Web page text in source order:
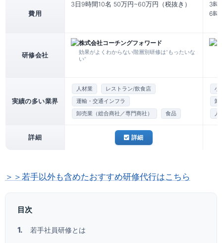
費用
3日9時間10名 50万円~60万円（税抜き）
3時
6時
研修会社
株式会社コーチングフォワード
効果がよくわからない階層別研修は“もったいな
い”
実績の多い業界
人材業
レストラン/飲食店
運輸・交通インフラ
卸売業（総合商社／専門商社）
食品
小
卸
人
詳細 詳細
＞＞若手以外も含めたおすすめ研修代行はこちら
目次
若手社員研修とは